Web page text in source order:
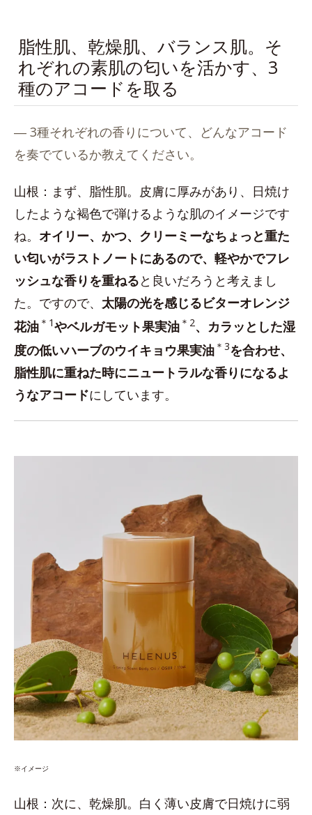
脂性肌、乾燥肌、バランス肌。そ
れぞれの素肌の匂いを活かす、3
種のアコードを取る
― 3種それぞれの香りについて、どんなアコード
を奏でているか教えてください。
山根：まず、脂性肌。皮膚に厚みがあり、日焼け
したような褐色で弾けるような肌のイメージです
ね。 オイリー、かつ、クリーミーなちょっと重た
い匂いがラストノートにあるので、軽やかでフレ
ッシュな香りを重ねると良いだろうと考えまし
た。ですので、 太陽の光を感じるビターオレンジ
花油 ＊1やベルガモット果実油 ＊2、カラッとした湿
度の低いハーブのウイキョウ果実油 ＊3を合わせ、
脂性肌に重ねた時にニュートラルな香りになるよ
うなアコードにしています。
※イメージ
山根：次に、乾燥肌。白く薄い皮膚で日焼けに弱